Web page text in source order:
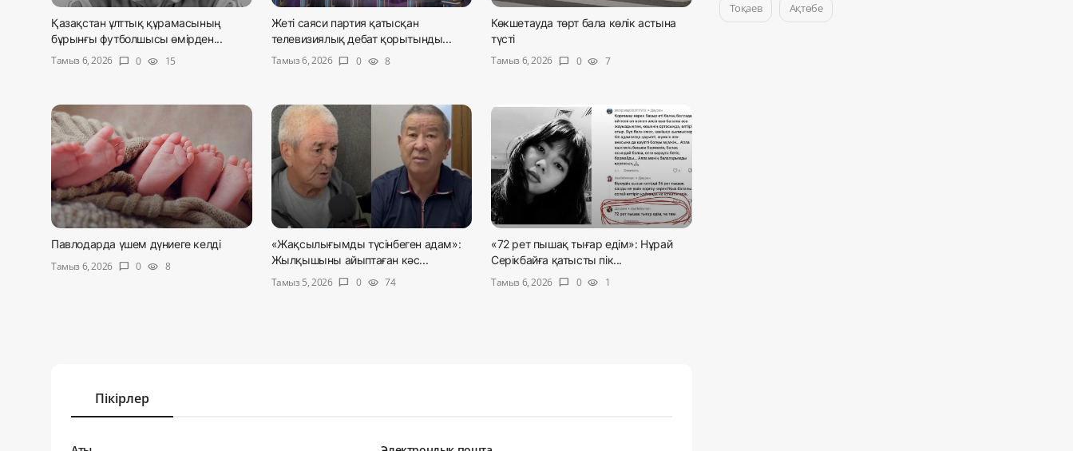
Қазақстан ұлттық құрамасының
бұрынғы футболшысы өмірден...
Тамыз 6, 2026 chat_bubble 0 visibility 15
Жеті саяси партия қатысқан
телевизиялық дебат қорытынды...
Тамыз 6, 2026 chat_bubble 0 visibility 8
Көкшетауда төрт бала көлік астына
түсті
Тамыз 6, 2026 chat_bubble 0 visibility 7
Павлодарда үшем дүниеге келді
Тамыз 6, 2026 chat_bubble 0 visibility 8
«Жақсылығымды түсінбеген адам»:
Жылқышыны айыптаған кәс...
Тамыз 5, 2026 chat_bubble 0 visibility 74
«72 рет пышақ тығар едім»: Нұрай
Серікбайға қатысты пік...
Тамыз 6, 2026 chat_bubble 0 visibility 1
Пікірлер
Тоқаев Ақтөбе